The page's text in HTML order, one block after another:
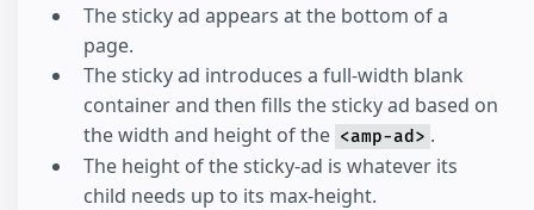
The sticky ad appears at the bottom of a
page.
The sticky ad introduces a full-width blank
container and then fills the sticky ad based on
the width and height of the <amp-ad> .
The height of the sticky-ad is whatever its
child needs up to its max-height.